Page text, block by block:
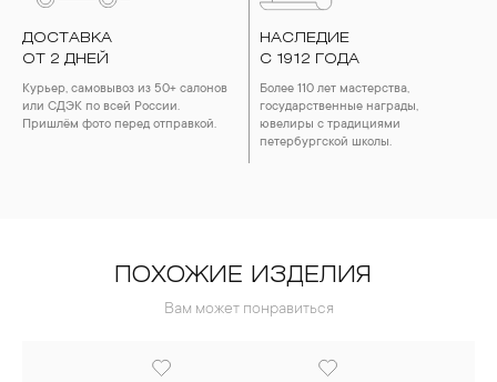
ДОСТАВКА
ОТ 2 ДНЕЙ
Курьер, самовывоз из 50+ салонов
или СДЭК по всей России.
Пришлём фото перед отправкой.
НАСЛЕДИЕ
С 1912 ГОДА
Более 110 лет мастерства,
государственные награды,
ювелиры с традициями
петербургской школы.
ПОХОЖИЕ ИЗДЕЛИЯ
Вам может понравиться